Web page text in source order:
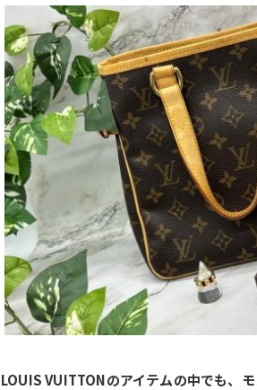
LOUIS VUITTONのアイテムの中でも、